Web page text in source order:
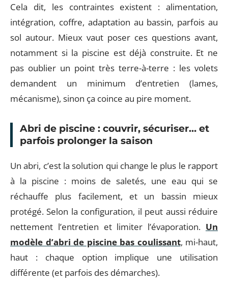
Cela dit, les contraintes existent : alimentation,
intégration, coffre, adaptation au bassin, parfois au
sol autour. Mieux vaut poser ces questions avant,
notamment si la piscine est déjà construite. Et ne
pas oublier un point très terre-à-terre : les volets
demandent un minimum d’entretien (lames,
mécanisme), sinon ça coince au pire moment.
Abri de piscine : couvrir, sécuriser… et
parfois prolonger la saison
Un abri, c’est la solution qui change le plus le rapport
à la piscine : moins de saletés, une eau qui se
réchauffe plus facilement, et un bassin mieux
protégé. Selon la configuration, il peut aussi réduire
nettement l’entretien et limiter l’évaporation. Un
modèle d’abri de piscine bas coulissant, mi-haut,
haut : chaque option implique une utilisation
différente (et parfois des démarches).